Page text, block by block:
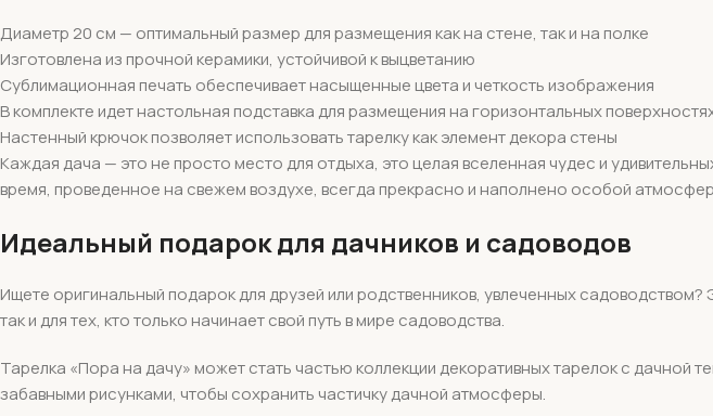
Диаметр 20 см — оптимальный размер для размещения как на стене, так и на полке
Изготовлена из прочной керамики, устойчивой к выцветанию
Сублимационная печать обеспечивает насыщенные цвета и четкость изображения
В комплекте идет настольная подставка для размещения на горизонтальных
Настенный крючок позволяет использовать тарелку как элемент декора стены
Каждая дача — это не просто место для отдыха, это целая вселенная чудес и
время, проведенное на свежем воздухе, всегда прекрасно и наполнено особой
Идеальный подарок для дачников и садоводов
Ищете оригинальный подарок для друзей или родственников, увлеченных
так и для тех, кто только начинает свой путь в мире садоводства.
Тарелка «Пора на дачу» может стать частью коллекции декоративных тарелок с дачной
забавными рисунками, чтобы сохранить частичку дачной атмосферы.